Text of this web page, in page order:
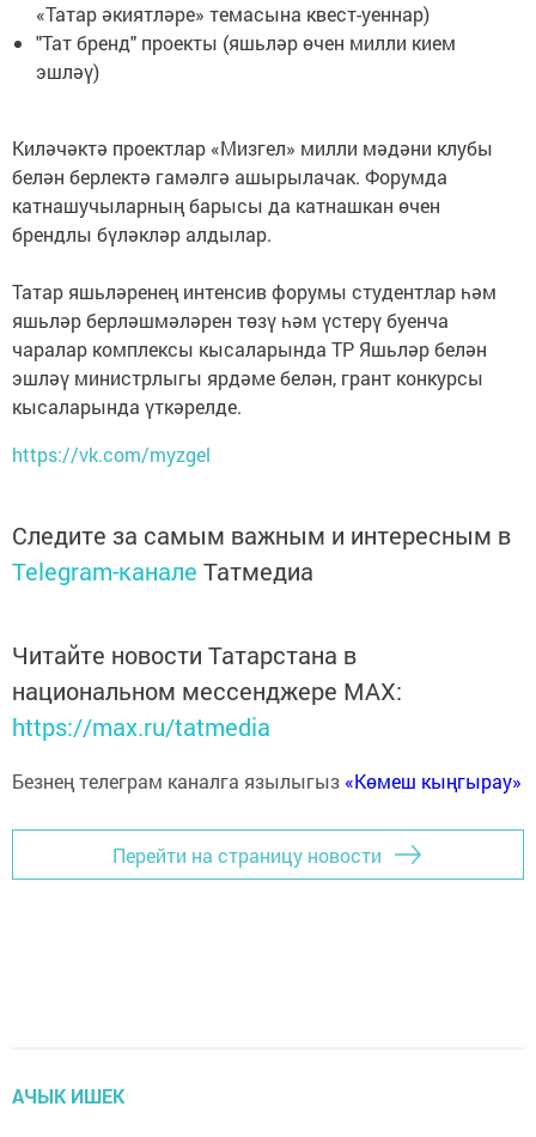
«Татар әкиятләре» темасына квест-уеннар)
"Тат бренд" проекты (яшьләр өчен милли кием
эшләү)
Киләчәктә проектлар «Мизгел» милли мәдәни клубы
белән берлектә гамәлгә ашырылачак. Форумда
катнашучыларның барысы да катнашкан өчен
брендлы бүләкләр алдылар.
Татар яшьләренең интенсив форумы студентлар һәм
яшьләр берләшмәләрен төзү һәм үстерү буенча
чаралар комплексы кысаларында ТР Яшьләр белән
эшләү министрлыгы ярдәме белән, грант конкурсы
кысаларында үткәрелде.
https://vk.com/myzgel
Следите за самым важным и интересным в
Telegram-канале Татмедиа
Читайте новости Татарстана в
национальном мессенджере MАХ:
https://max.ru/tatmedia
Безнең телеграм каналга язылыгыз «Көмеш кыңгырау»
Перейти на страницу новости
АЧЫК ИШЕК